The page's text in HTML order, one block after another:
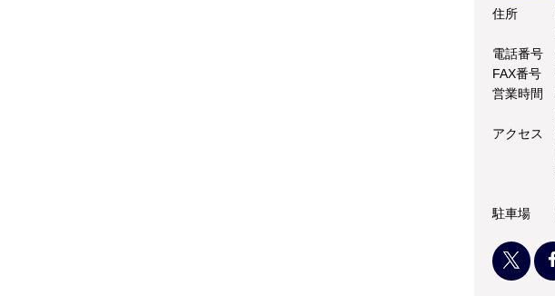
住所
電話番号
FAX番号
営業時間
アクセス
駐車場